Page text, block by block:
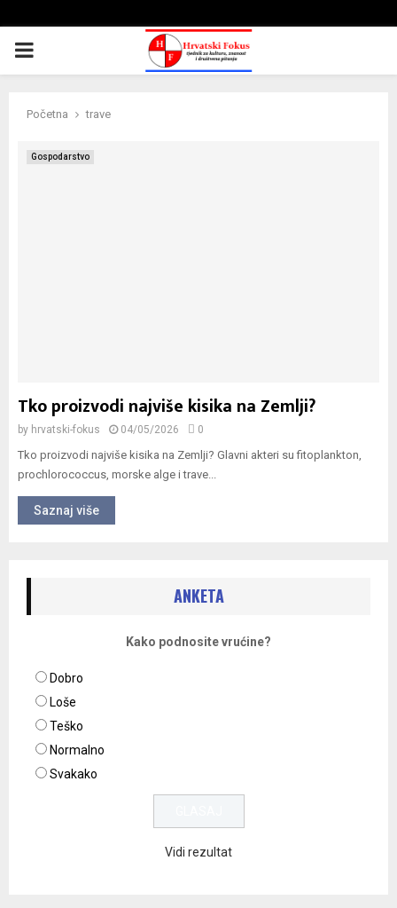
PRIMARY
Početna trave
Gospodarstvo
Tko proizvodi najviše kisika na Zemlji?
by hrvatski-fokus 04/05/2026 0
Tko proizvodi najviše kisika na Zemlji? Glavni akteri su fitoplankton,
prochlorococcus, morske alge i trave...
Saznaj više
ANKETA
Kako podnosite vrućine?
Dobro
Loše
Teško
Normalno
Svakako
Vidi rezultat